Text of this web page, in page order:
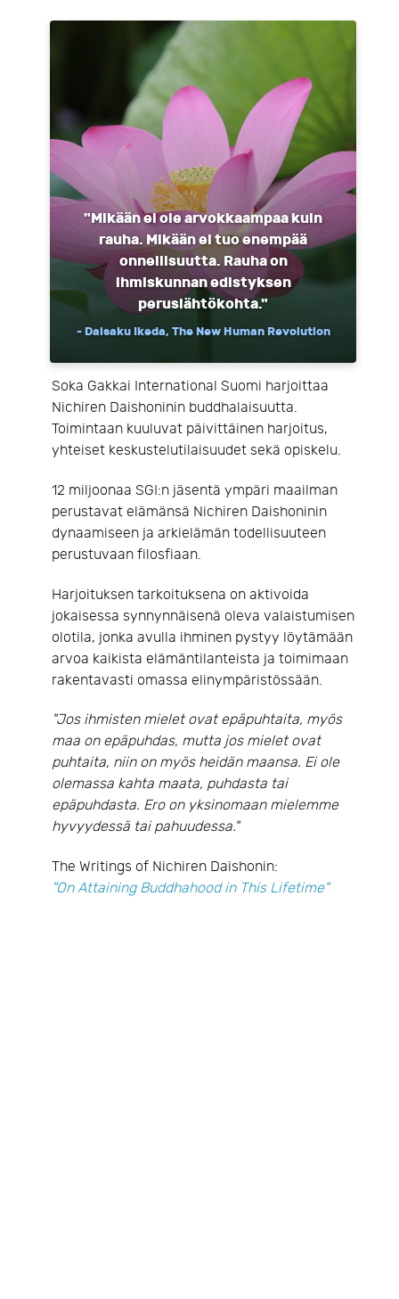
"Mikään ei ole arvokkaampaa kuin
rauha. Mikään ei tuo enempää
onnellisuutta. Rauha on
ihmiskunnan edistyksen
peruslähtökohta."
- Daisaku Ikeda, The New Human Revolution
Soka Gakkai International Suomi harjoittaa
Nichiren Daishoninin buddhalaisuutta.
Toimintaan kuuluvat päivittäinen harjoitus,
yhteiset keskustelutilaisuudet sekä opiskelu.
12 miljoonaa SGI:n jäsentä ympäri maailman
perustavat elämänsä Nichiren Daishoninin
dynaamiseen ja arkielämän todellisuuteen
perustuvaan filosfiaan.
Harjoituksen tarkoituksena on aktivoida
jokaisessa synnynnäisenä oleva valaistumisen
olotila, jonka avulla ihminen pystyy löytämään
arvoa kaikista elämäntilanteista ja toimimaan
rakentavasti omassa elinympäristössään.
"Jos ihmisten mielet ovat epäpuhtaita, myös
maa on epäpuhdas, mutta jos mielet ovat
puhtaita, niin on myös heidän maansa. Ei ole
olemassa kahta maata, puhdasta tai
epäpuhdasta. Ero on yksinomaan mielemme
hyvyydessä tai pahuudessa."
The Writings of Nichiren Daishonin:
"On Attaining Buddhahood in This Lifetime"